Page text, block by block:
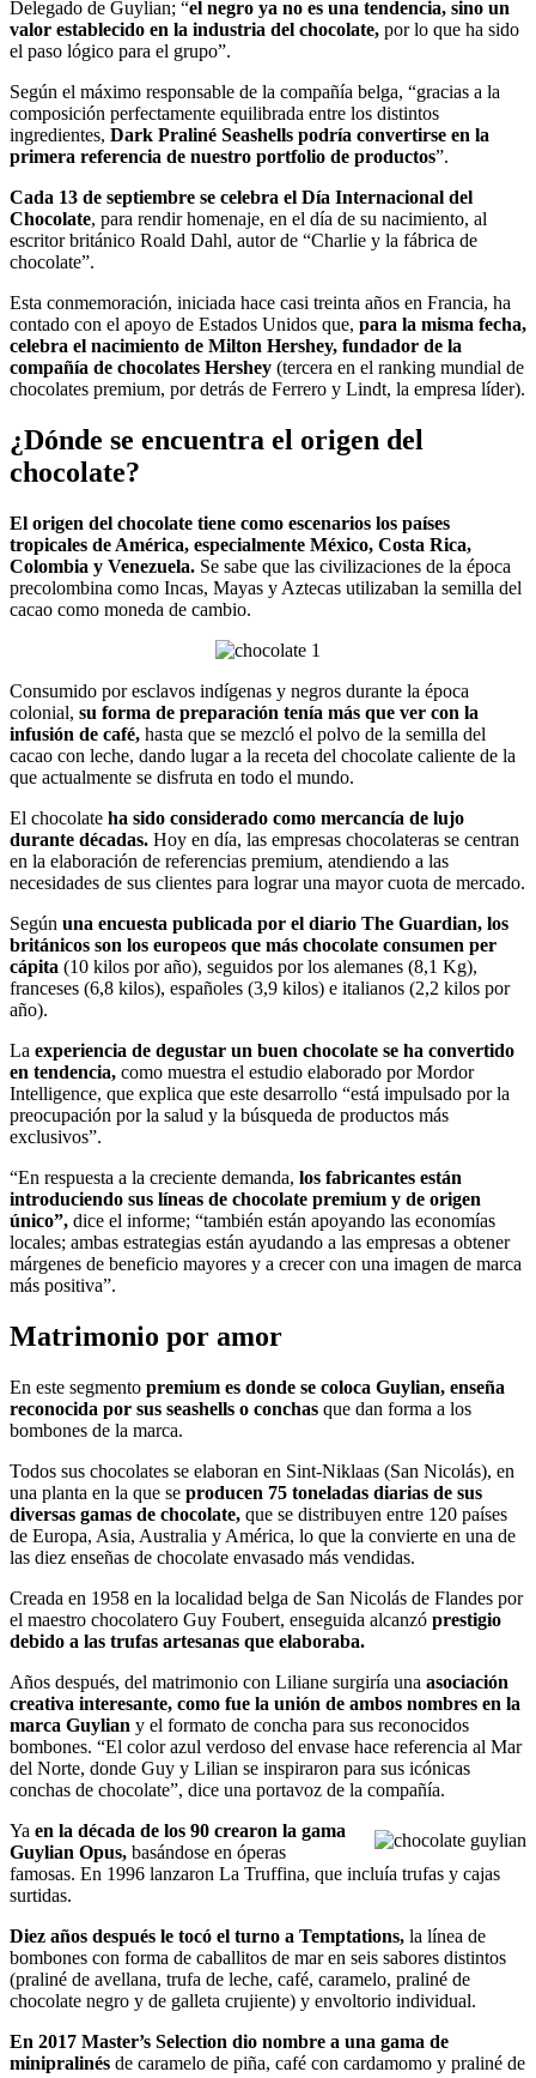
Delegado de Guylian; “el negro ya no es una tendencia, sino un
valor establecido en la industria del chocolate, por lo que ha sido
el paso lógico para el grupo”.
Según el máximo responsable de la compañía belga, “gracias a la
composición perfectamente equilibrada entre los distintos
ingredientes, Dark Praliné Seashells podría convertirse en la
primera referencia de nuestro portfolio de productos”.
Cada 13 de septiembre se celebra el Día Internacional del
Chocolate, para rendir homenaje, en el día de su nacimiento, al
escritor británico Roald Dahl, autor de “Charlie y la fábrica de
chocolate”.
Esta conmemoración, iniciada hace casi treinta años en Francia, ha
contado con el apoyo de Estados Unidos que, para la misma fecha,
celebra el nacimiento de Milton Hershey, fundador de la
compañía de chocolates Hershey (tercera en el ranking mundial de
chocolates premium, por detrás de Ferrero y Lindt, la empresa líder).
¿Dónde se encuentra el origen del
chocolate?
El origen del chocolate tiene como escenarios los países
tropicales de América, especialmente México, Costa Rica,
Colombia y Venezuela. Se sabe que las civilizaciones de la época
precolombina como Incas, Mayas y Aztecas utilizaban la semilla del
cacao como moneda de cambio.
Consumido por esclavos indígenas y negros durante la época
colonial, su forma de preparación tenía más que ver con la
infusión de café, hasta que se mezcló el polvo de la semilla del
cacao con leche, dando lugar a la receta del chocolate caliente de la
que actualmente se disfruta en todo el mundo.
El chocolate ha sido considerado como mercancía de lujo
durante décadas. Hoy en día, las empresas chocolateras se centran
en la elaboración de referencias premium, atendiendo a las
necesidades de sus clientes para lograr una mayor cuota de mercado.
Según una encuesta publicada por el diario The Guardian, los
británicos son los europeos que más chocolate consumen per
cápita (10 kilos por año), seguidos por los alemanes (8,1 Kg),
franceses (6,8 kilos), españoles (3,9 kilos) e italianos (2,2 kilos por
año).
La experiencia de degustar un buen chocolate se ha convertido
en tendencia, como muestra el estudio elaborado por Mordor
Intelligence, que explica que este desarrollo “está impulsado por la
preocupación por la salud y la búsqueda de productos más
exclusivos”.
“En respuesta a la creciente demanda, los fabricantes están
introduciendo sus líneas de chocolate premium y de origen
único”, dice el informe; “también están apoyando las economías
locales; ambas estrategias están ayudando a las empresas a obtener
márgenes de beneficio mayores y a crecer con una imagen de marca
más positiva”.
Matrimonio por amor
En este segmento premium es donde se coloca Guylian, enseña
reconocida por sus seashells o conchas que dan forma a los
bombones de la marca.
Todos sus chocolates se elaboran en Sint-Niklaas (San Nicolás), en
una planta en la que se producen 75 toneladas diarias de sus
diversas gamas de chocolate, que se distribuyen entre 120 países
de Europa, Asia, Australia y América, lo que la convierte en una de
las diez enseñas de chocolate envasado más vendidas.
Creada en 1958 en la localidad belga de San Nicolás de Flandes por
el maestro chocolatero Guy Foubert, enseguida alcanzó prestigio
debido a las trufas artesanas que elaboraba.
Años después, del matrimonio con Liliane surgiría una asociación
creativa interesante, como fue la unión de ambos nombres en la
marca Guylian y el formato de concha para sus reconocidos
bombones. “El color azul verdoso del envase hace referencia al Mar
del Norte, donde Guy y Lilian se inspiraron para sus icónicas
conchas de chocolate”, dice una portavoz de la compañía.
Ya en la década de los 90 crearon la gama
Guylian Opus, basándose en óperas
famosas. En 1996 lanzaron La Truffina, que incluía trufas y cajas
surtidas.
Diez años después le tocó el turno a Temptations, la línea de
bombones con forma de caballitos de mar en seis sabores distintos
(praliné de avellana, trufa de leche, café, caramelo, praliné de
chocolate negro y de galleta crujiente) y envoltorio individual.
En 2017 Master’s Selection dio nombre a una gama de
minipralinés de caramelo de piña, café con cardamomo y praliné de